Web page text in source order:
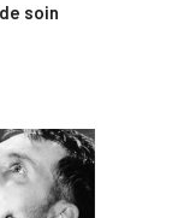
soin